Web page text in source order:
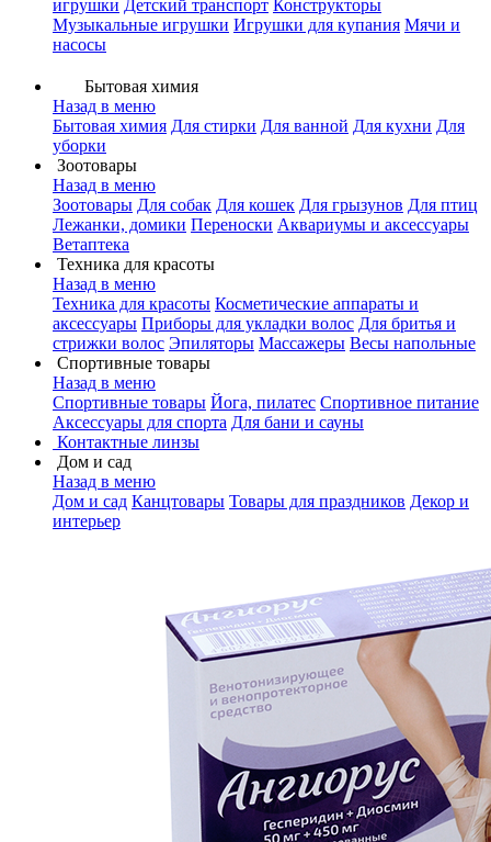
игрушки Детский транспорт Конструкторы
Музыкальные игрушки Игрушки для купания Мячи и
насосы
Бытовая химия
Назад в меню
Бытовая химия Для стирки Для ванной Для кухни Для
уборки
Зоотовары
Назад в меню
Зоотовары Для собак Для кошек Для грызунов Для птиц
Лежанки, домики Переноски Аквариумы и аксессуары
Ветаптека
Техника для красоты
Назад в меню
Техника для красоты Косметические аппараты и
аксессуары Приборы для укладки волос Для бритья и
стрижки волос Эпиляторы Массажеры Весы напольные
Спортивные товары
Назад в меню
Спортивные товары Йога, пилатес Спортивное питание
Аксессуары для спорта Для бани и сауны
Контактные линзы
Дом и сад
Назад в меню
Дом и сад Канцтовары Товары для праздников Декор и
интерьер